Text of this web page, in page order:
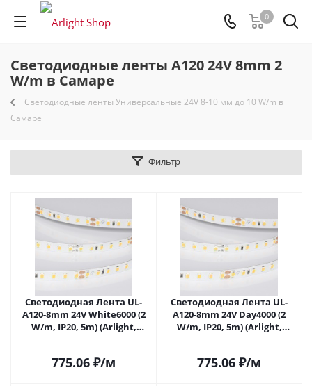
0
Светодиодные ленты A120 24V 8mm 2
W/m в Самаре
Светодиодные ленты Универсальные 24V 8-10 мм до 10 W/m в
Самаре
Фильтр
Светодиодная Лента UL-
A120-8mm 24V White6000 (2
W/m, IP20, 5m) (Arlight,
775.06 ₽/м
Светодиодная Лента UL-
A120-8mm 24V Day4000 (2
W/m, IP20, 5m) (Arlight,
775.06 ₽/м